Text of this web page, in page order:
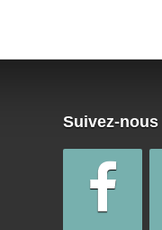
Suivez-nous